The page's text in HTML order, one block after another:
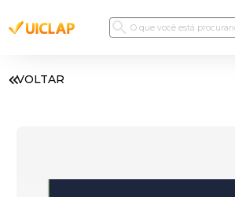
VOLTAR